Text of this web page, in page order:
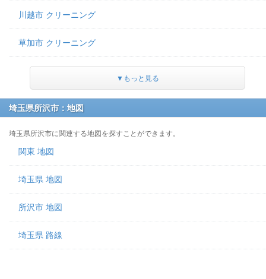
川越市 クリーニング
草加市 クリーニング
▼もっと見る
埼玉県所沢市：地図
埼玉県所沢市に関連する地図を探すことができます。
関東 地図
埼玉県 地図
所沢市 地図
埼玉県 路線